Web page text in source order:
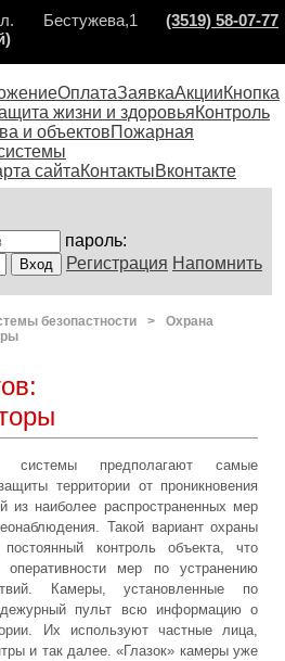
Бестужева,1
(3519) 58-07-77
ОплатаЗаявкаАкцииКнопка
жизни и здоровьяКонтроль
и объектовПожарная
сайтаКонтактыВконтакте
пароль:
Регистрация Напомнить
безопастности >
Охрана
системы предполагают самые
территории от проникновения
из наиболее распространенных мер
Такой вариант охраны
контроль объекта, что
оперативности мер по устранению
Камеры, установленные по
пульт всю информацию о
Их используют частные лица,
и так далее. «Глазок» камеры уже